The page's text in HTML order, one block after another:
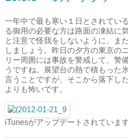
一年中で最も寒い１日とされてい
る御用の必要な方は路面の凍結に
と注意で怪我をしないように、ま
しましょう。昨日の夕方の東京の
リー周囲には事故を警戒して、警
うですね。展望台の熱で積もった
言うことですが、そこから落下し
よりも怖いです。
iTunesがアップデートされています